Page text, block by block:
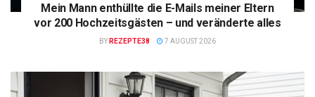
Mein Mann enthüllte die E-Mails meiner Eltern
vor 200 Hochzeitsgästen – und veränderte alles
BY REZEPTE38 7 AUGUST 2026